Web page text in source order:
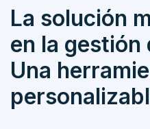
La solución
en la gestión
Una